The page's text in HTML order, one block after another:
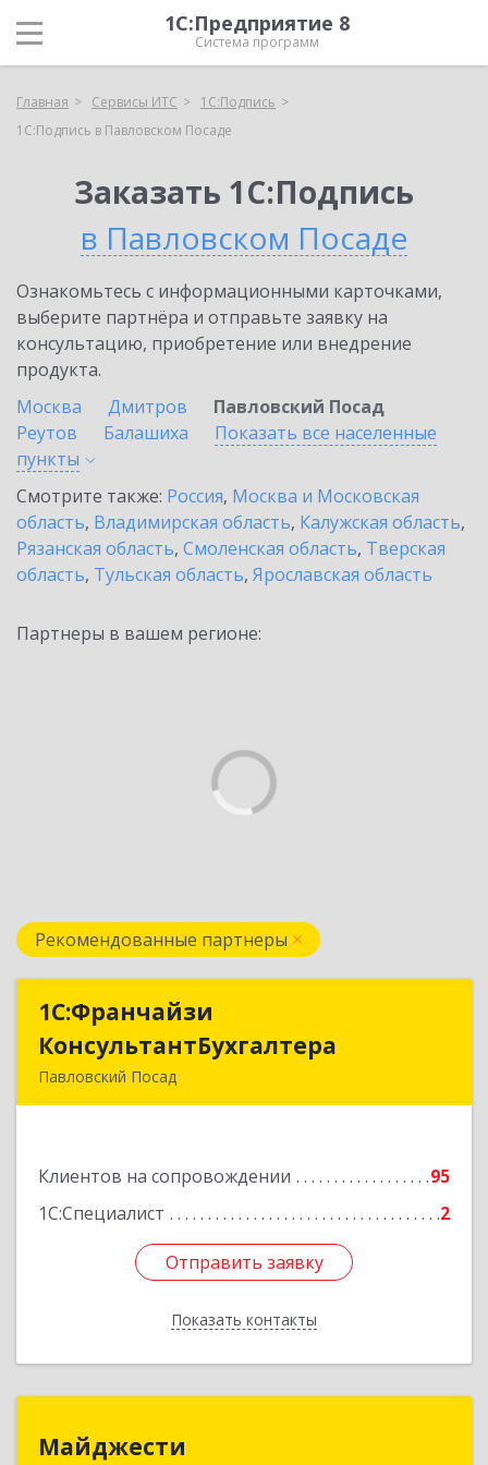
1С:Предприятие 8
Система программ
Главная Сервисы ИТС
1С:Подпись
1С:Подпись в Павловском Посаде
Заказать 1С:Подпись
в Павловском Посаде
Ознакомьтесь с информационными карточками,
выберите партнёра и отправьте заявку на
консультацию, приобретение или внедрение
продукта.
Москва
Дмитров
Павловский Посад
Реутов
Балашиха
Показать все населенные
пункты
Смотрите также: Россия, Москва и Московская
область, Владимирская область, Калужская область,
Рязанская область, Смоленская область, Тверская
область, Тульская область, Ярославская область
Партнеры в вашем регионе:
Рекомендованные партнеры
1С:Франчайзи
КонсультантБухгалтера
Павловский Посад
Клиентов на сопровождении
95
1С:Специалист
2
Отправить заявку
Показать контакты
КонсультантБухгалтера
Подробнее
Отправить заявку
Назад
Майджести